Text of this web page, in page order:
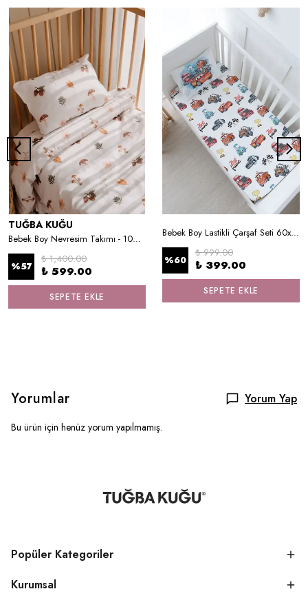
TUĞBA KUĞU
Bebek Boy Nevresim Takımı - 100x150 cm
%57
₺ 1,400.00
₺ 599.00
SEPETE EKLE
Bebek Boy Lastikli Çarşaf Seti 60x120 cm - Şimşek MCQueen ve Arkadaşları
%60
₺ 999.00
₺ 399.00
SEPETE EKLE
Yorumlar Yorum Yap
Bu ürün için henüz yorum yapılmamış.
Popüler Kategoriler
Kurumsal